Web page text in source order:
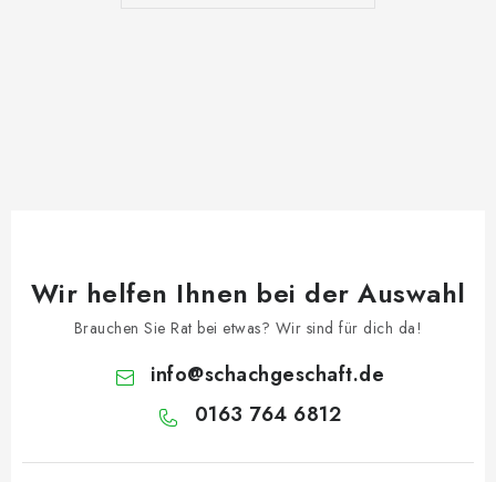
Wir helfen Ihnen bei der Auswahl
Brauchen Sie Rat bei etwas? Wir sind für dich da!
info@schachgeschaft.de
0163 764 6812